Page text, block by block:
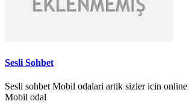
Sesli Sohbet
Sesli sohbet Mobil odalari artik sizler icin
Mobil odal